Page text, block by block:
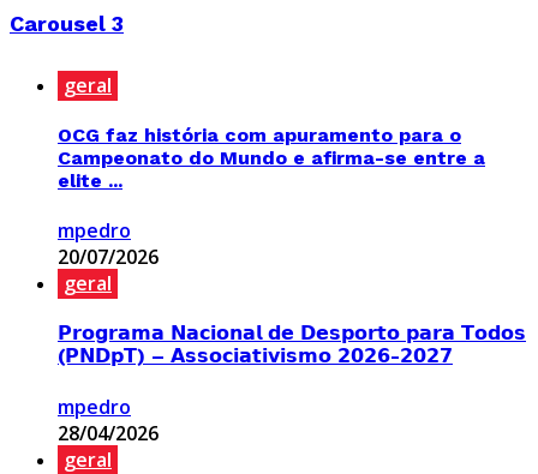
Carousel 3
geral
OCG faz história com apuramento para o
Campeonato do Mundo e afirma-se entre a
elite ...
mpedro
20/07/2026
geral
𝗣𝗿𝗼𝗴𝗿𝗮𝗺𝗮 𝗡𝗮𝗰𝗶𝗼𝗻𝗮𝗹 𝗱𝗲 𝗗𝗲𝘀𝗽𝗼𝗿𝘁𝗼 𝗽𝗮𝗿𝗮 𝗧𝗼𝗱𝗼𝘀
(𝗣𝗡𝗗𝗽𝗧) – 𝗔𝘀𝘀𝗼𝗰𝗶𝗮𝘁𝗶𝘃𝗶𝘀𝗺𝗼 𝟮𝟬𝟮𝟲-𝟮𝟬𝟮𝟳
mpedro
28/04/2026
geral